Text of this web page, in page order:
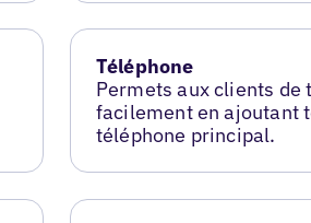
Téléphone
Permets aux clients de
facilement en ajoutant
téléphone principal.